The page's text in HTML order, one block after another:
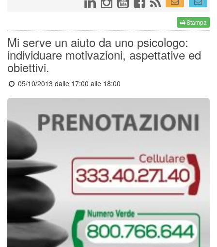
Stampa
Mi serve un aiuto da uno psicologo:
individuare motivazioni, aspettative ed
obiettivi.
05/10/2013 dalle 17:00 alle 18:00